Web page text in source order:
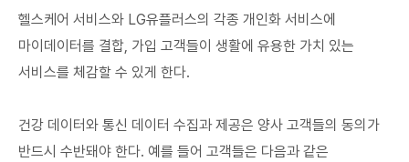
헬스케어 서비스와 LG유플러스의 각종 개인화 서비스에
마이데이터를 결합, 가입 고객들이 생활에 유용한 가치 있는
서비스를 체감할 수 있게 한다.
건강 데이터와 통신 데이터 수집과 제공은 양사 고객들의 동의가
반드시 수반돼야 한다. 예를 들어 고객들은 다음과 같은